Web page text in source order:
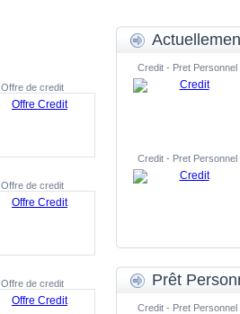
Offre de credit
Offre de credit
Offre de credit
Credit - Pret Personnel
Credit - Pret Personnel
Prêt
Credit - Pret Personnel